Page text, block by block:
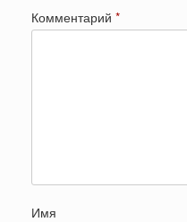
Комментарий *
Имя